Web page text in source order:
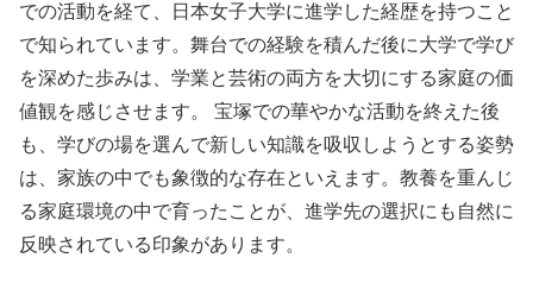
での活動を経て、日本女子大学に進学した経歴を持つこと
で知られています。舞台での経験を積んだ後に大学で学び
を深めた歩みは、学業と芸術の両方を大切にする家庭の価
値観を感じさせます。 宝塚での華やかな活動を終えた後
も、学びの場を選んで新しい知識を吸収しようとする姿勢
は、家族の中でも象徴的な存在といえます。教養を重んじ
る家庭環境の中で育ったことが、進学先の選択にも自然に
反映されている印象があります。